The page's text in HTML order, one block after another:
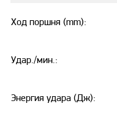
Ход поршня (mm):
Удар./мин.:
Энергия удара (Дж):